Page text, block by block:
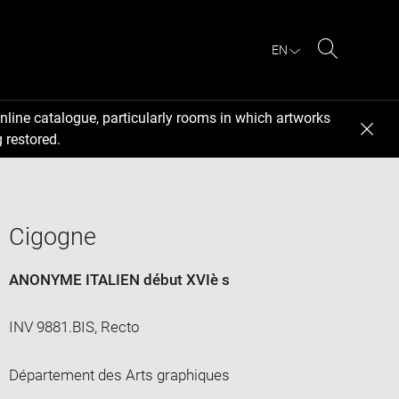
EN
catalogue, particularly rooms in which artworks
restored.
Cigogne
ANONYME ITALIEN début XVIè s
INV 9881.BIS, Recto
Département des Arts graphiques